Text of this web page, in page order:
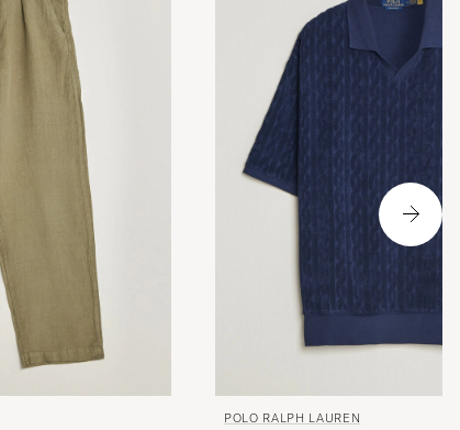
POLO RALPH LAUREN